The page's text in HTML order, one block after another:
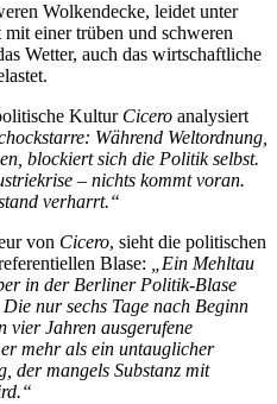
Wolkendecke, leidet unter
einer trüben und schweren
Wetter, auch das wirtschaftliche
Kultur Cicero analysiert
Während Weltordnung,
blockiert sich die Politik selbst.
– nichts kommt voran.
verharrt.“
von Cicero, sieht die politischen
Blase: „Ein Mehltau
in der Berliner Politik-Blase
nur sechs Tage nach Beginn
vier Jahren ausgerufene
mehr als ein untauglicher
der mangels Substanz mit